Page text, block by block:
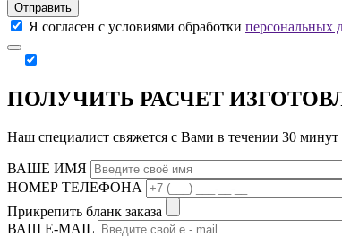
Отправить
Я согласен с условиями обработки персональных
ПОЛУЧИТЬ РАСЧЕТ
Наш специалист свяжется с Вами в течении 30 минут
ВАШЕ ИМЯ
НОМЕР ТЕЛЕФОНА
Прикрепить бланк заказа
ВАШ Е-МAIL